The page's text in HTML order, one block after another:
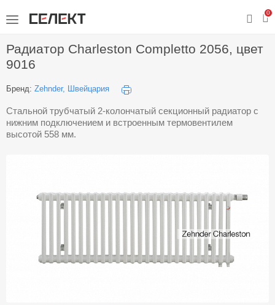
0
Радиатор Charleston Completto 2056, цвет
9016
Бренд: Zehnder, Швейцария
Стальной трубчатый 2-колончатый секционный радиатор с
нижним подключением и встроенным термовентилем
высотой 558 мм.